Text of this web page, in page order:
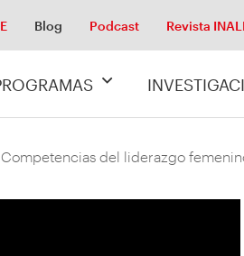
Blog Podcast Revista
del liderazgo